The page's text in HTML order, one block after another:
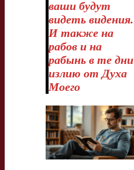
ваши будут
видеть видения.
И также на
рабов и на
рабынь в те дни
излию от Духа
Моего